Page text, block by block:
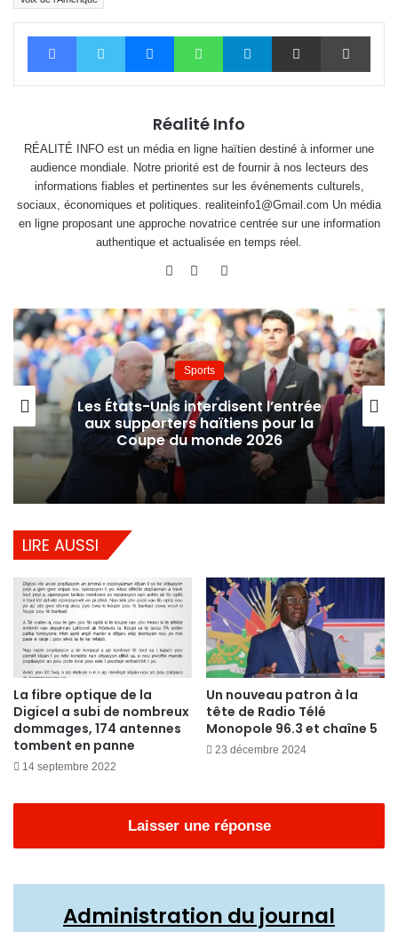
FacebookTwitter MessengerWhatsAppTelegramPartager par email
Réalité Info
RÉALITÉ INFO est un média en ligne haïtien destiné à informer une
audience mondiale. Notre priorité est de fournir à nos lecteurs des
informations fiables et pertinentes sur les événements culturels,
sociaux, économiques et politiques. realiteinfo1@Gmail.com Un média
en ligne proposant une approche novatrice centrée sur une information
authentique et actualisée en temps réel.
WebsiteFacebook
Twitter
Sports
Les États-Unis interdisent l’entrée
aux supporters haïtiens pour la
Coupe du monde 2026
LIRE AUSSI
La fibre optique de la
Digicel a subi de nombreux
dommages, 174 antennes
tombent en panne
14 septembre 2022
Un nouveau patron à la
tête de Radio Télé
Monopole 96.3 et chaîne 5
23 décembre 2024
Laisser une réponse
Administration du journal